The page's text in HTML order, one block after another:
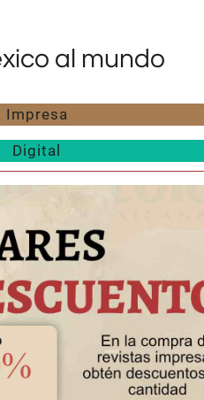
al mundo
Impresa
Digital